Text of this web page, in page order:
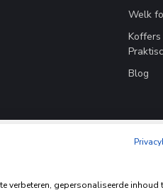
Welk
Blog
verbeteren, gepersonaliseerde inhoud